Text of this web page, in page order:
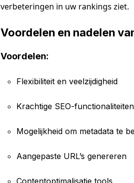
verbeteringen in uw rankings ziet.
Voordelen en nadelen
Voordelen:
Flexibiliteit en veelzijdigheid
Krachtige SEO-functionaliteiten
Mogelijkheid om metadata te
Aangepaste URL’s genereren
Contentoptimalisatie tools